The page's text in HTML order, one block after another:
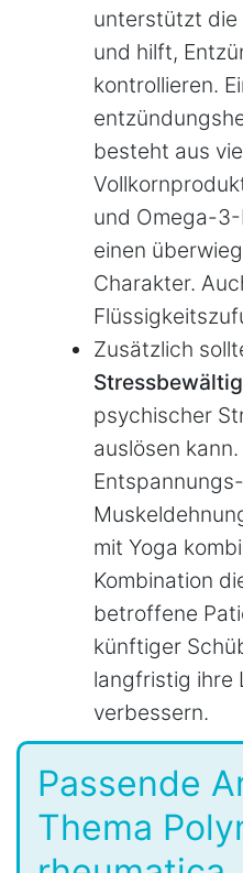
unterstützt die
und hilft,
kontrollieren.
besteht aus
und Omega-
einen
Charakter.
Zusätzlich
psychischer
auslösen
mit Yoga
Kombination
betroffene
künftiger
langfristig ihre
verbessern.
Passende
Thema